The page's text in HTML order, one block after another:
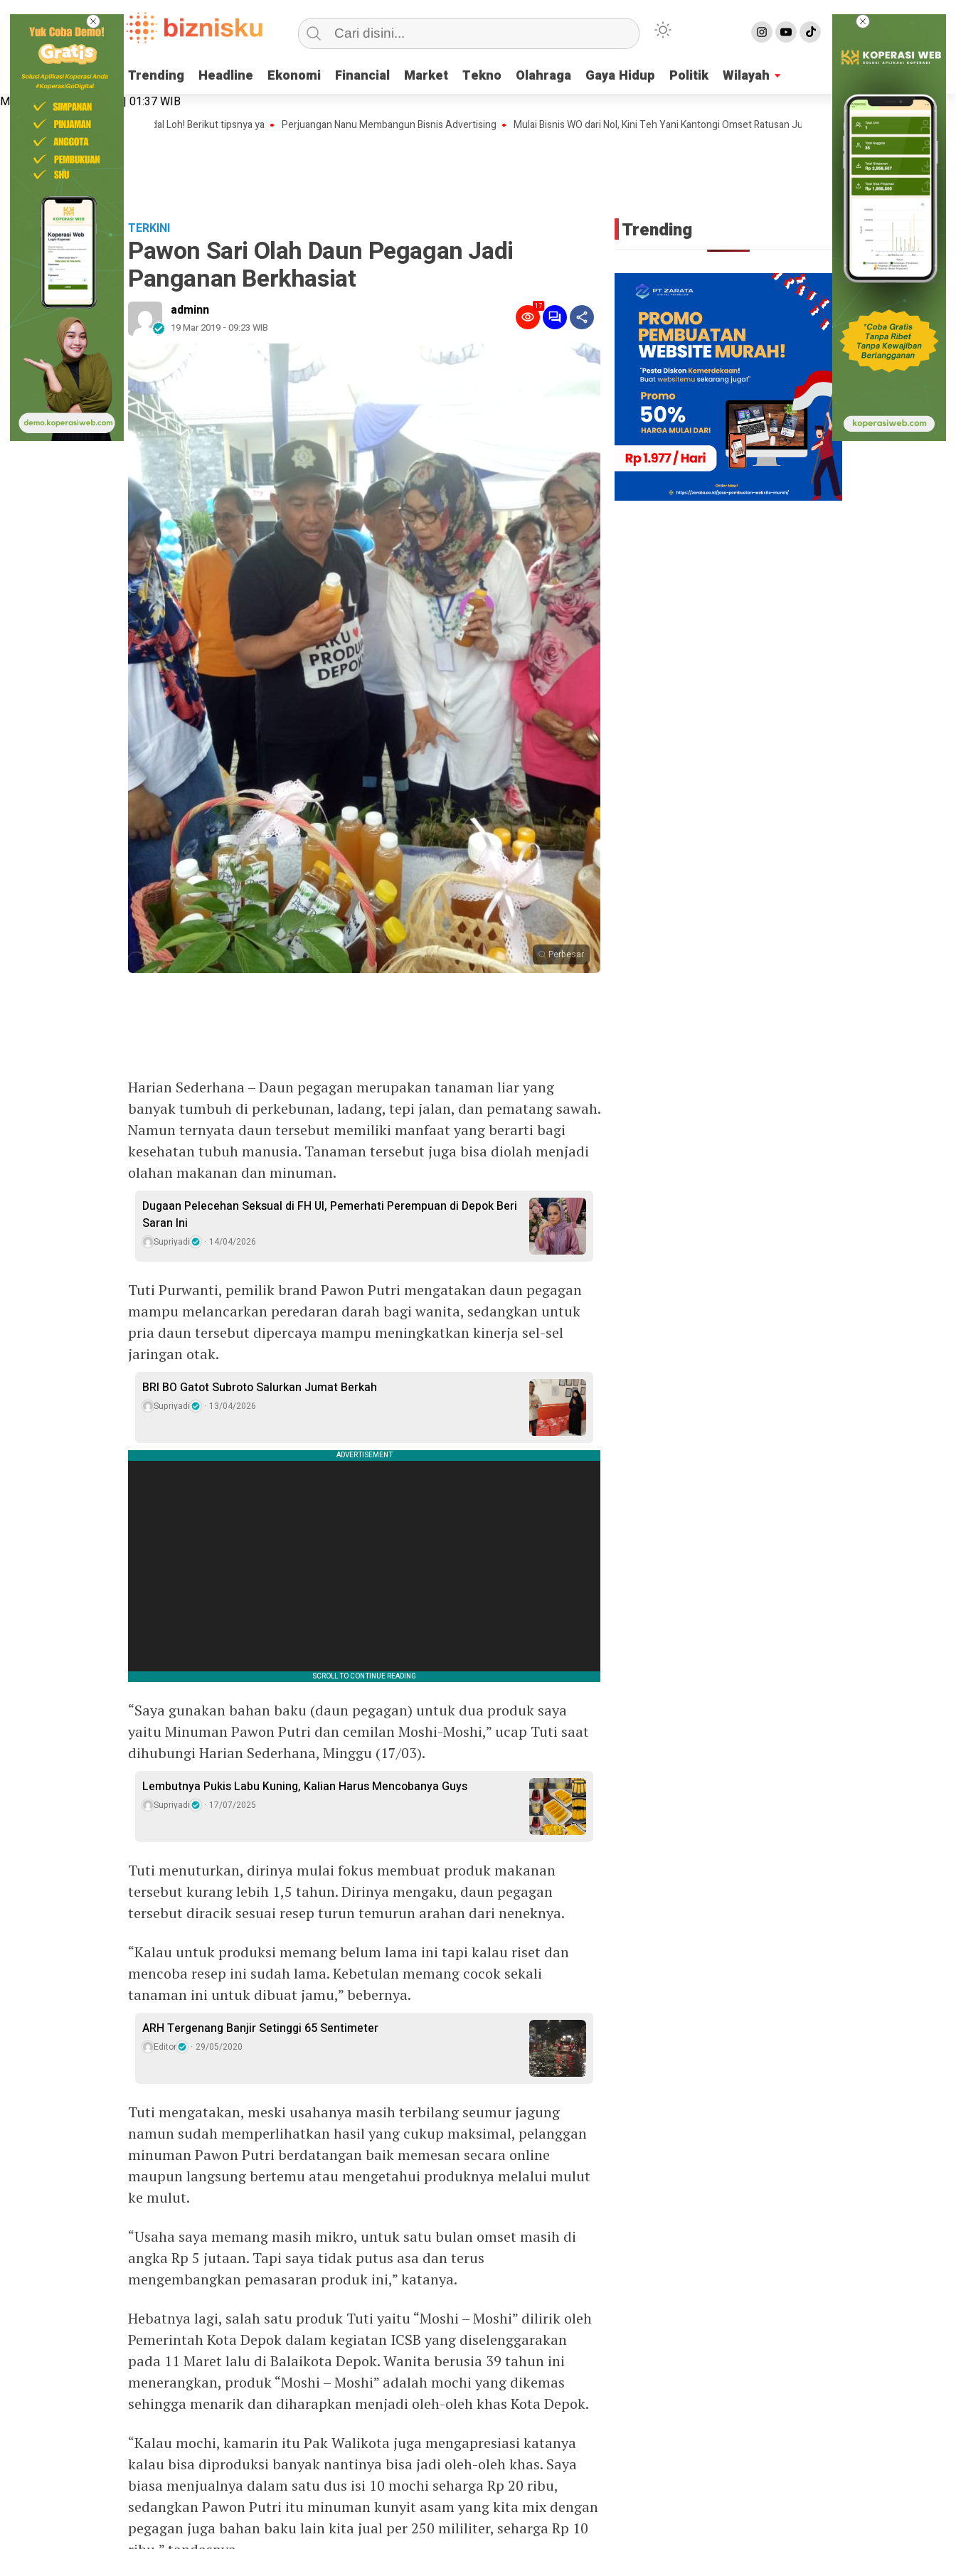
Trending Headline Ekonomi Financial Market Tekno Olahraga Gaya Hidup Politik Wilayah
Trending Headline Ekonomi Financial Market Tekno Olahraga Gaya Hidup Politik Wilayah
Minggu, 9 Agustus 2026 | 01:37 WIB
Online Shop Tanpa Modal Loh! Berikut tipsnya ya Perjuangan Nanu Membangun Bisnis Advertising Mulai Bisnis WO dari Nol, Kini Teh Yani Kantongi Omset Ratusan Juta Per Bulan 4 Ide Bisnis Online
TERKINI
Pawon Sari Olah Daun Pegagan Jadi
Panganan Berkhasiat
adminn
19 Mar 2019 - 09:23 WIB
17
Perbesar
Harian Sederhana – Daun pegagan merupakan tanaman liar yang
banyak tumbuh di perkebunan, ladang, tepi jalan, dan pematang sawah.
Namun ternyata daun tersebut memiliki manfaat yang berarti bagi
kesehatan tubuh manusia. Tanaman tersebut juga bisa diolah menjadi
olahan makanan dan minuman.
Dugaan Pelecehan Seksual di FH UI, Pemerhati Perempuan di Depok Beri
Saran Ini
Supriyadi 14/04/2026
Tuti Purwanti, pemilik brand Pawon Putri mengatakan daun pegagan
mampu melancarkan peredaran darah bagi wanita, sedangkan untuk
pria daun tersebut dipercaya mampu meningkatkan kinerja sel-sel
jaringan otak.
BRI BO Gatot Subroto Salurkan Jumat Berkah
Supriyadi 13/04/2026
“Saya gunakan bahan baku (daun pegagan) untuk dua produk saya
yaitu Minuman Pawon Putri dan cemilan Moshi-Moshi,” ucap Tuti saat
dihubungi Harian Sederhana, Minggu (17/03).
Lembutnya Pukis Labu Kuning, Kalian Harus Mencobanya Guys
Supriyadi 17/07/2025
Tuti menuturkan, dirinya mulai fokus membuat produk makanan
tersebut kurang lebih 1,5 tahun. Dirinya mengaku, daun pegagan
tersebut diracik sesuai resep turun temurun arahan dari neneknya.
“Kalau untuk produksi memang belum lama ini tapi kalau riset dan
mencoba resep ini sudah lama. Kebetulan memang cocok sekali
tanaman ini untuk dibuat jamu,” bebernya.
ARH Tergenang Banjir Setinggi 65 Sentimeter
Editor 29/05/2020
Tuti mengatakan, meski usahanya masih terbilang seumur jagung
namun sudah memperlihatkan hasil yang cukup maksimal, pelanggan
minuman Pawon Putri berdatangan baik memesan secara online
maupun langsung bertemu atau mengetahui produknya melalui mulut
ke mulut.
“Usaha saya memang masih mikro, untuk satu bulan omset masih di
angka Rp 5 jutaan. Tapi saya tidak putus asa dan terus
mengembangkan pemasaran produk ini,” katanya.
Hebatnya lagi, salah satu produk Tuti yaitu “Moshi – Moshi” dilirik oleh
Pemerintah Kota Depok dalam kegiatan ICSB yang diselenggarakan
pada 11 Maret lalu di Balaikota Depok. Wanita berusia 39 tahun ini
menerangkan, produk “Moshi – Moshi” adalah mochi yang dikemas
sehingga menarik dan diharapkan menjadi oleh-oleh khas Kota Depok.
“Kalau mochi, kamarin itu Pak Walikota juga mengapresiasi katanya
kalau bisa diproduksi banyak nantinya bisa jadi oleh-oleh khas. Saya
biasa menjualnya dalam satu dus isi 10 mochi seharga Rp 20 ribu,
sedangkan Pawon Putri itu minuman kunyit asam yang kita mix dengan
pegagan juga bahan baku lain kita jual per 250 mililiter, seharga Rp 10
Trending